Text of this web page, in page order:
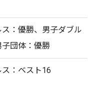
：優勝、男子ダブル
団体：優勝
：ベスト16